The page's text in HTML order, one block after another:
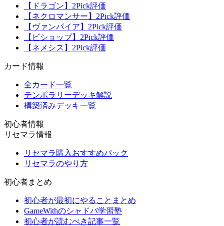
【ドラゴン】2Pick評価
【ネクロマンサー】2Pick評価
【ヴァンパイア】2Pick評価
【ビショップ】2Pick評価
【ネメシス】2Pick評価
カード情報
全カード一覧
テンポラリーデッキ解説
構築済みデッキ一覧
初心者情報
リセマラ情報
リセマラ購入おすすめパック
リセマラのやり方
初心者まとめ
初心者が最初にやることまとめ
GameWithのシャドバ学習塾
初心者が読むべき記事一覧